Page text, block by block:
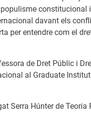
constitucional i
davant els
per entendre com el
de Dret Públic i
al Graduate
Serra Húnter de